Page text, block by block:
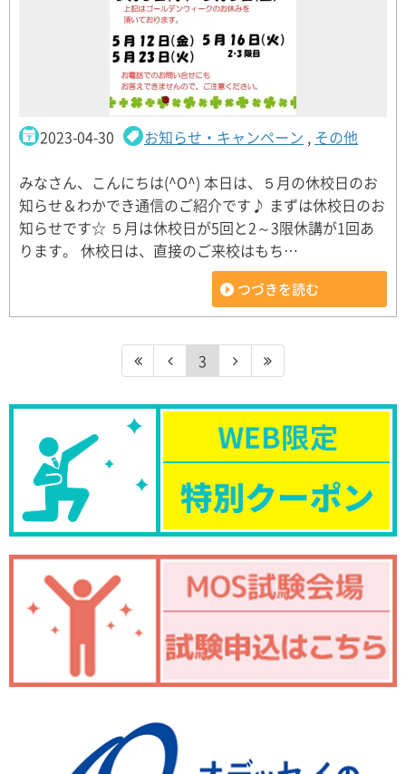
2023-04-30 お知らせ・キャンペーン , その他
みなさん、こんにちは(^O^) 本日は、５月の休校日のお
知らせ＆わかでき通信のご紹介です♪ まずは休校日のお
知らせです☆ ５月は休校日が5回と2～3限休講が1回あ
ります。 休校日は、直接のご来校はもち…
つづきを読む
3